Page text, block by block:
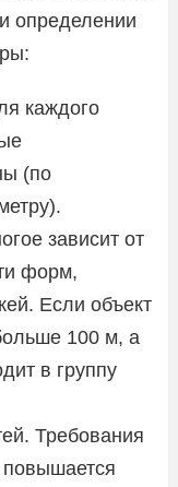
определении
каждого
(по
зависит от
форм,
Если объект
100 м, а
в группу
Требования